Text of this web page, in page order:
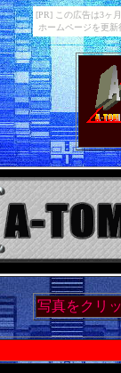
[PR] この広告は3ヶ
ホームページを更
写真をクリ